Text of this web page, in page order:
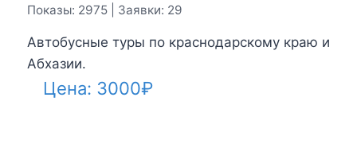
Показы: 2975 | Заявки: 29
Автобусные туры по краснодарскому краю и
Абхазии.
Цена: 3000₽